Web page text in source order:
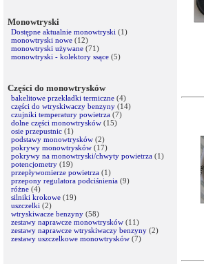
Monowtryski
Dostępne aktualnie monowtryski (1)
monowtryski nowe (12)
monowtryski używane (71)
monowtryski - kolektory ssące (5)
Części do monowtrysków
bakelitowe przekładki termiczne (4)
części do wtryskiwaczy benzyny (14)
czujniki temperatury powietrza (7)
dolne części monowtrysków (15)
osie przepustnic (1)
podstawy monowtrysków (2)
pokrywy monowtrysków (17)
pokrywy na monowtryski/chwyty powietrza (1)
potencjometry (19)
przepływomierze powietrza (1)
przepony regulatora podciśnienia (9)
różne (4)
silniki krokowe (19)
uszczelki (2)
wtryskiwacze benzyny (58)
zestawy naprawcze monowtrysków (11)
zestawy naprawcze wtryskiwaczy benzyny (2)
zestawy uszczelkowe monowtrysków (7)